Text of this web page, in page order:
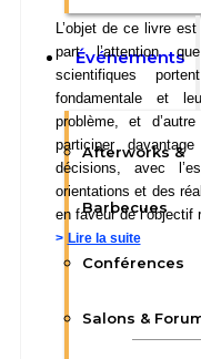
Événements
Afterworks &
Barbecues
Conférences
Salons &
L’objet de ce livre
part l’attention
scientifiques
fondamentale et
problème, et
participer
décisions, avec
orientations et des
en faveur de l’objectif
> Lire la suite